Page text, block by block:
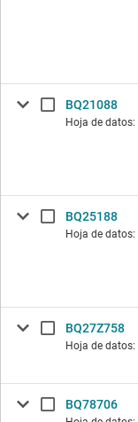
BQ21088
Hoja de datos:
BQ25188
Hoja de datos:
BQ27Z758
Hoja de datos:
BQ78706